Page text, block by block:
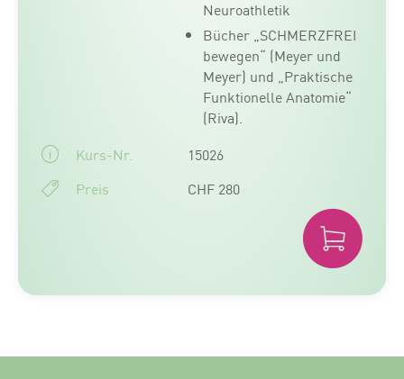
Neuroathletik
Bücher „SCHMERZFREI
bewegen“ (Meyer und
Meyer) und „Praktische
Funktionelle Anatomie“
(Riva).
Kurs-Nr.
15026
Preis
CHF 280